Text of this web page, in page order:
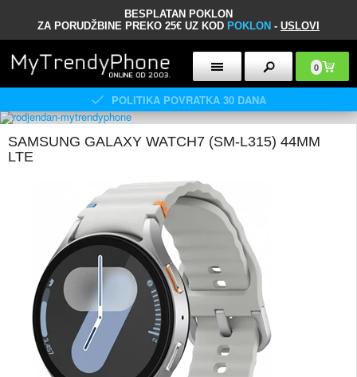
BESPLATAN POKLON
ZA PORUDŽBINE PREKO 25€ UZ KOD POKLON - USLOVI
0
POLITIKA POVRATKA 30 DANA
SAMSUNG GALAXY WATCH7 (SM-L315) 44MM
LTE